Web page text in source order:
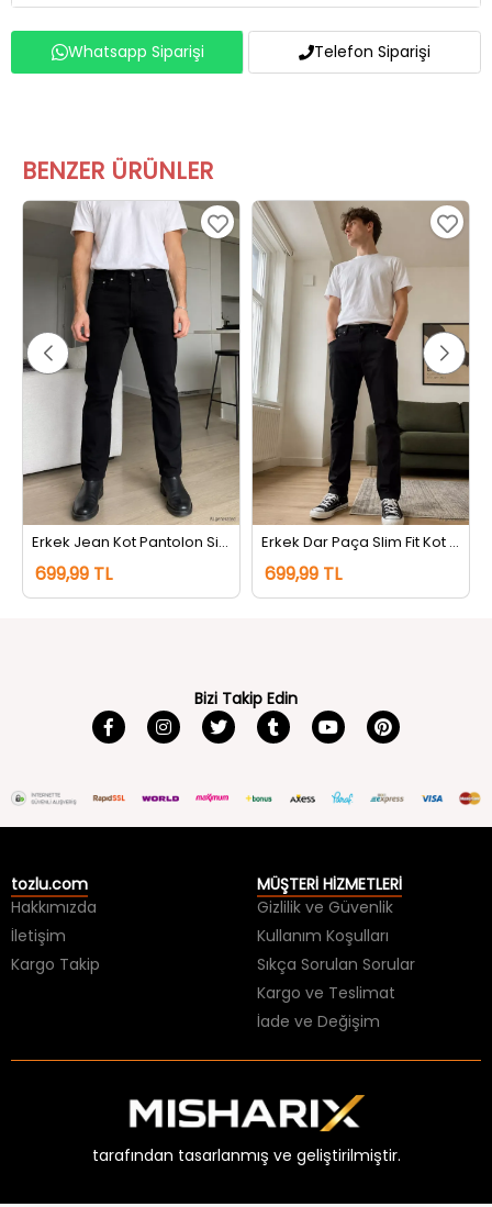
Whatsapp Siparişi Telefon Siparişi
BENZER ÜRÜNLER
Erkek Jean Kot Pantolon Siyah
699,99 TL
Erkek Dar Paça Slim Fit Kot Jeans Pantolon Siyah
699,99 TL
Bizi Takip Edin
tozlu.com
Hakkımızda
İletişim
Kargo Takip
MÜŞTERİ HİZMETLERİ
Gizlilik ve Güvenlik
Kullanım Koşulları
Sıkça Sorulan Sorular
Kargo ve Teslimat
İade ve Değişim
tarafından tasarlanmış ve geliştirilmiştir.